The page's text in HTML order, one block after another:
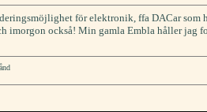
för elektronik, ffa DACar
imorgon också! Min gamla Embla håller jag